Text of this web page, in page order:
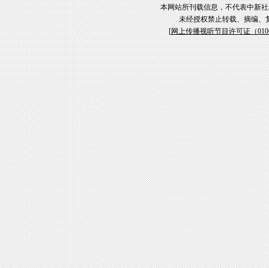
本网站所刊载信息，不代表中新
未经授权禁止转载、摘编、
[网上传播视听节目许可证（